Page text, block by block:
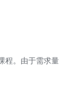
。由于需求